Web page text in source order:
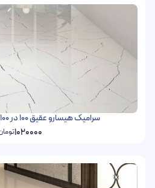
سرامیک هیسارو عقیق 100 در 100 پرسلان نانو پولیش
1020000تومان